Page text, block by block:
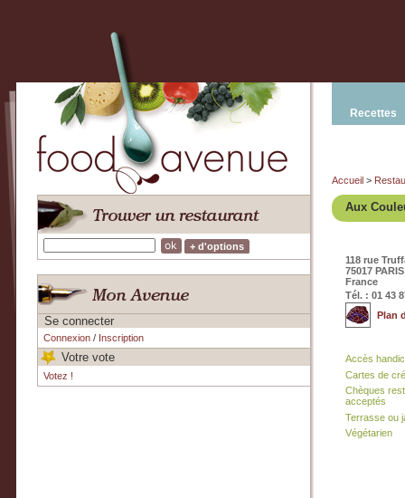
+ d'options
Se connecter
Connexion/ Inscription
Votre vote
Votez !
Recettes
Accueil >
Aux
118 rue
75017 PARIS
France
Tél. : 01 43
Plan
Accès
Cartes de
Chèques
acceptés
Terrasse ou
Végétarien